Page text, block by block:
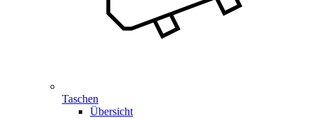
Taschen
Übersicht